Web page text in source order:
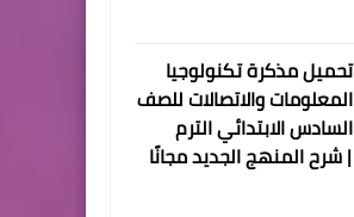
تحميل مذكرة تكنولوجيا
المعلومات والاتصالات للصف
السادس الابتدائي الترم